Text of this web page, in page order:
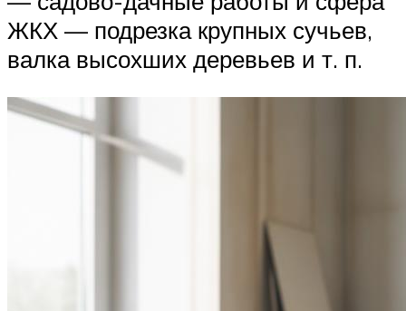
ЖКХ — подрезка крупных сучьев,
валка высохших деревьев и т. п.